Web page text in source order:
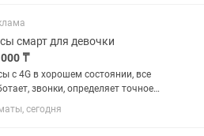
смарт для девочки
₸
с 4G в хорошем состоянии, все
звонки, определяет точное
ребенка
сегодня